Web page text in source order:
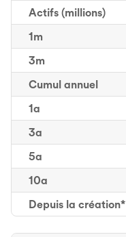
Actifs (millions)
1m
1 mois
3m
3 mois
Cumul annuel
1a
3a
5a
10a
Depuis la création*